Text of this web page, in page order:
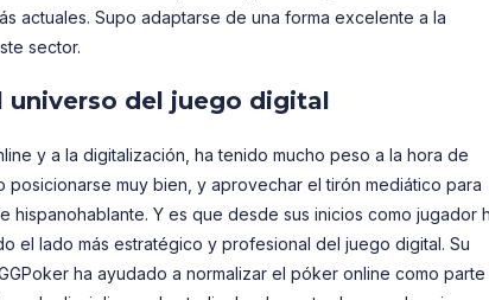
actuales. Supo adaptarse de una forma excelente a la
sector.
del juego digital
y a la digitalización, ha tenido mucho peso a la hora de
muy bien, y aprovechar el tirón mediático para
hispanohablante. Y es que desde sus inicios como jugador
el lado más estratégico y profesional del juego digital. Su
ha ayudado a normalizar el póker online como parte